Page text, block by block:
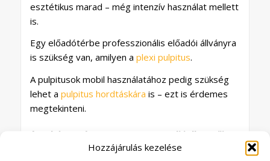
Hozzájárulás kezelése
esztétikus marad – még intenzív használat mellett
is.
Egy előadótérbe professzionális előadói állványra
is szükség van, amilyen a plexi pulpitus.
A pulpitusok mobil használatához pedig szükség
lehet a pulpitus hordtáskára is – ezt is érdemes
megtekinteni.
A pohártartó posztamens egyedi jellemzői:
Anyag: 5 mm vastag víztiszta plexi